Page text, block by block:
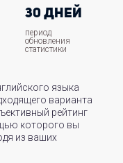
30 ДНЕЙ
период
обновления
статистики
языка
варианта
рейтинг
которого вы
из ваших